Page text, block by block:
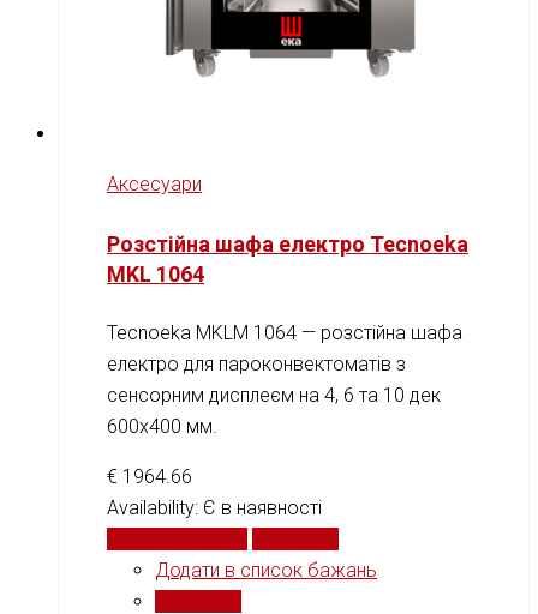
Аксесуари
Розстійна шафа електро Tecnoeka
MKL 1064
Tecnoeka MKLM 1064 — розстійна шафа
електро для пароконвектоматів з
сенсорним дисплеєм на 4, 6 та 10 дек
600x400 мм.
€ 1964.66
Availability: Є в наявності
Додати в список бажань